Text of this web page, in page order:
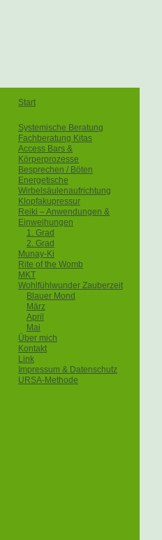
Start
Systemische Beratung
Fachberatung Kitas
Access Bars &
Körperprozesse
Besprechen / Böten
Energetische
Wirbelsäulenaufrichtung
Klopfakupressur
Reiki – Anwendungen &
Einweihungen
1. Grad
2. Grad
Munay-Ki
Rite of the Womb
MKT
Wohlfühlwunder Zauberzeit
Blauer Mond
März
April
Mai
Über mich
Kontakt
Link
Impressum & Datenschutz
URSA-Methode